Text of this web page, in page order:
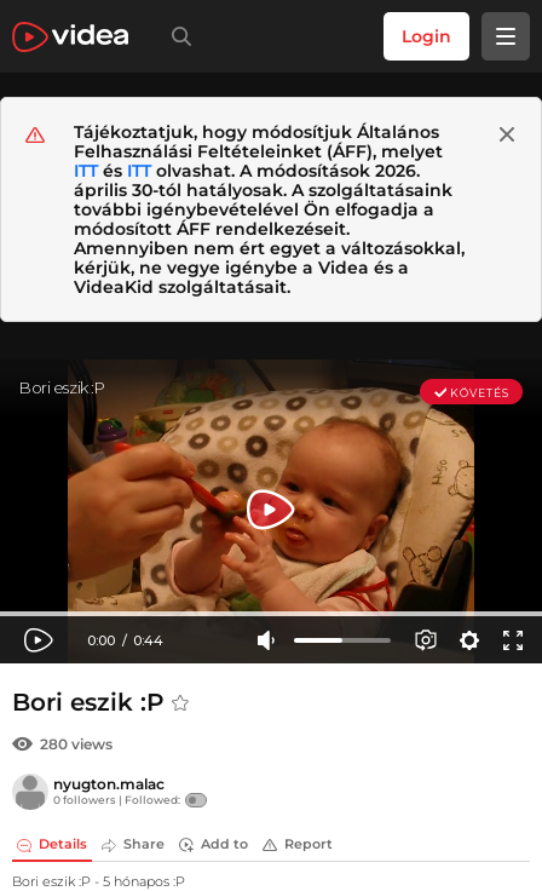
Login
Tájékoztatjuk, hogy módosítjuk Általános
Felhasználási Feltételeinket (ÁFF), melyet
ITTés ITTolvashat. A módosítások 2026.
április 30-tól hatályosak. A szolgáltatásaink
további igénybevételével Ön elfogadja a
módosított ÁFF rendelkezéseit.
Amennyiben nem ért egyet a változásokkal,
kérjük, ne vegye igénybe a Videa és a
VideaKid szolgáltatásait.
Bori eszik :P
280 views
nyugton.malac
0 followers | Followed:
Details Share Add to Report
Bori eszik :P - 5 hónapos :P